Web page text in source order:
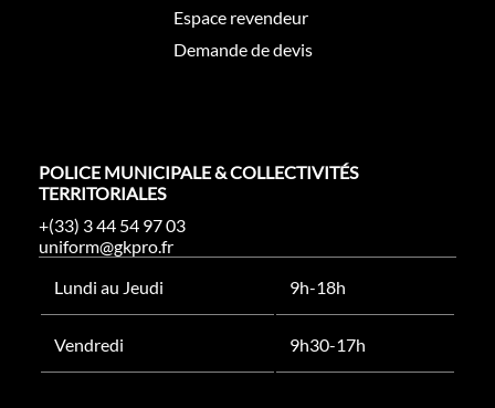
Espace revendeur
Demande de devis
POLICE MUNICIPALE & COLLECTIVITÉS
TERRITORIALES
+(33) 3 44 54 97 03
uniform@gkpro.fr
Lundi au Jeudi
9h-18h
Vendredi 9h30-17h